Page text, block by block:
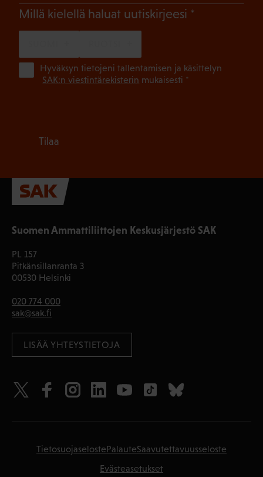
Suomen Ammattiliittojen Keskusjärjestö SAK
PL 157
Pitkänsillanranta 3
00530 Helsinki
020 774 000
sak@sak.fi
LISÄÄ YHTEYSTIETOJA
Millä kielellä haluat uutiskirjeesi (Pakollinen)
Hyväksyn tietojeni tallentamisen ja käsittelyn
SAK:n viestintärekisterin mukaisesti *
Tilaa
TietosuojaselostePalauteSaavutettavuusseloste
Evästeasetukset